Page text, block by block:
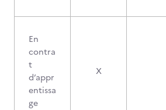
En
contra
t
d’appr
entissa
ge
X